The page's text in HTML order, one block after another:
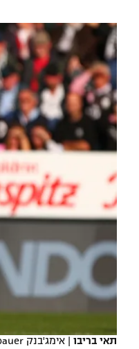
תקנון משתתפים וזוכים
תקנון עבור פעילות אלקטרה
תקנון עבור פעילות ספורט 1 – "מרלן"
טניס
גיימינג E-Sports
תנאי שימוש
מדיניות פרטיות
תקנון פעילות ספורט 1
הצטרפות לחבילת הערוצים
לוח דרושים – ג'ובנט
תגיות
תאי בריבו | אימג'בנק GettyImages, Severin Aichbauer